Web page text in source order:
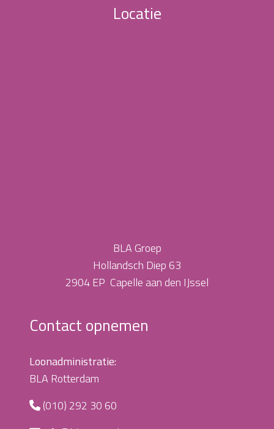
Locatie
BLA Groep
Hollandsch Diep 63
2904 EP Capelle aan den IJssel
Contact opnemen
Loonadministratie:
BLA Rotterdam
(010) 292 30 60